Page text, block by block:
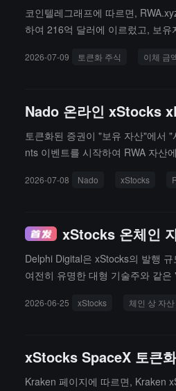
코인텔레그래프에 따르면,
하여 216억 달러에 이르렀고, 보
러입니다.보도에 따르면, 토큰화
2026-07-09 토큰화 주식 이체 금
Nado 온라인 xStocks
토큰화된 증권이 "보유 자산"에서
nts 이벤트를 시작하여 RWA 자산
oints도 받을 수 있습니다.Nado의
2026-07-08 Nado xStocks
xStocks 온체인
Delphi Digital은 xStocks의 발행
여전히 유명한 대형 기술주와 같
2026-06-25 xStocks 체인 상 자산
xStocks SpaceX 토큰
Kraken 페이지에 따르면, Kraken